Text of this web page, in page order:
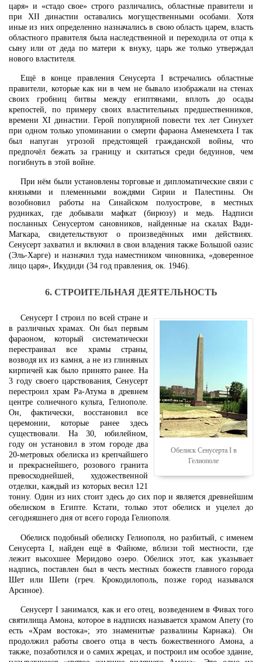
царя» и «стадо свое» строго различались, областные правители и
при XII династии оставались могущественными особами. Хотя
иные из них определенно назначались в свою область царем, власть
областного правителя была наследственной и переходила от отца к
сыну или от деда по матери к внуку, царь же только утверждал
нового властителя.
Ещё в конце правления Сенусерта I встречались областные
правители, которые как ни в чем не бывало изображали на стенах
своих гробниц битвы между египтянами, вплоть до осады
крепостей, по примеру своих властительных предшественников,
времени XI династии. Герой популярной повести тех лет Синухет
при одном только упоминании о смерти фараона Аменемхета I так
был напуган угрозой предстоящей гражданской войны, что
предпочёл бежать за границу и скитаться среди бедуинов, чем
погибнуть в этой войне.
При нём были установлены торговые и дипломатические связи с
князьями и племенными вождями Сирии и Палестины. Он
возобновил работы на Синайском полуострове, в местных
рудниках, где добывали мафкат (бирюзу) и медь. Надписи
посланных Сенусертом сановников, найденные на скалах Вади-
Магкара, свидетельствуют о произведённых ими действиях.
Сенусерт захватил и включил в свои владения также Большой оазис
(Эль-Харге) и назначил туда наместником чиновника, «доверенное
лицо царя», Икудиди (34 год правления, ок. 1946).
6. СТРОИТЕЛЬНАЯ ДЕЯТЕЛЬНОСТЬ
Обелиск Сенусерта I в
Гелиополе
Сенусерт I строил по всей стране и
в различных храмах. Он был первым
фараоном, который систематически
перестраивал все храмы страны,
возводя их из камня, а не из глиняных
кирпичей как было принято ранее. На
3 году своего царствования, Сенусерт
перестроил храм Ра-Атума в древнем
центре солнечного культа, Гелиополе.
Он, фактически, восстановил все
церемонии, которые ранее здесь
существовали. На 30, юбилейном,
году он установил в этом городе два
20-метровых обелиска из крепчайшего
и прекраснейшего, розового гранита
превосходнейшей, художественной
отделки, каждый из которых весил 121
тонну. Один из них стоит здесь до сих пор и является древнейшим
обелиском в Египте. Кстати, только этот обелиск и уцелел до
сегодняшнего дня от всего города Гелиополя.
Обелиск подобный обелиску Гелиополя, но разбитый, с именем
Сенусерта I, найден ещё в Файюме, вблизи той местности, где
лежит высохшее Меридово озеро. Обелиск этот, как указывает
надпись, поставлен был в честь местных божеств главного города
Шет или Шети (греч. Крокодилополь, позже город назывался
Арсиное).
Сенусерт I занимался, как и его отец, возведением в Фивах того
святилища Амона, которое в надписях называется храмом Апету (то
есть «Храм востока»; это знаменитые развалины Карнака). Он
продолжил работы своего отца в честь божественного Амона, а
также, позаботился и о самих жрецах, и построил им особое здание,